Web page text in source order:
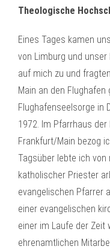
Theologische
Eines Tages kamen
von Limburg und unser
auf mich zu und
Main an den
Flughafenseelsorge in
1972. Im Pfarrhaus
Frankfurt/Main bezog
Tagsüber lebte ich von
katholischer Priester
evangelischen Pfarrer
einer evangelischen
einer im Laufe der Zeit
ehrenamtlichen